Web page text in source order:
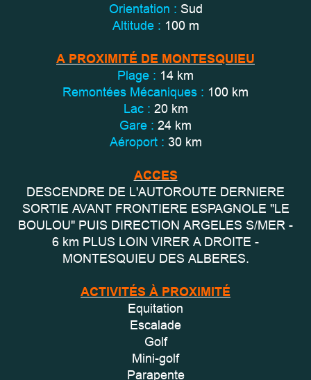
Orientation : Sud
Altitude : 100 m
A PROXIMITÉ DE MONTESQUIEU
Plage : 14 km
Remontées Mécaniques : 100 km
Lac : 20 km
Gare : 24 km
Aéroport : 30 km
ACCES
DESCENDRE DE L'AUTOROUTE DERNIERE
SORTIE AVANT FRONTIERE ESPAGNOLE "LE
BOULOU" PUIS DIRECTION ARGELES S/MER -
6 km PLUS LOIN VIRER A DROITE -
MONTESQUIEU DES ALBERES.
ACTIVITÉS À PROXIMITÉ
Equitation
Escalade
Golf
Mini-golf
Parapente